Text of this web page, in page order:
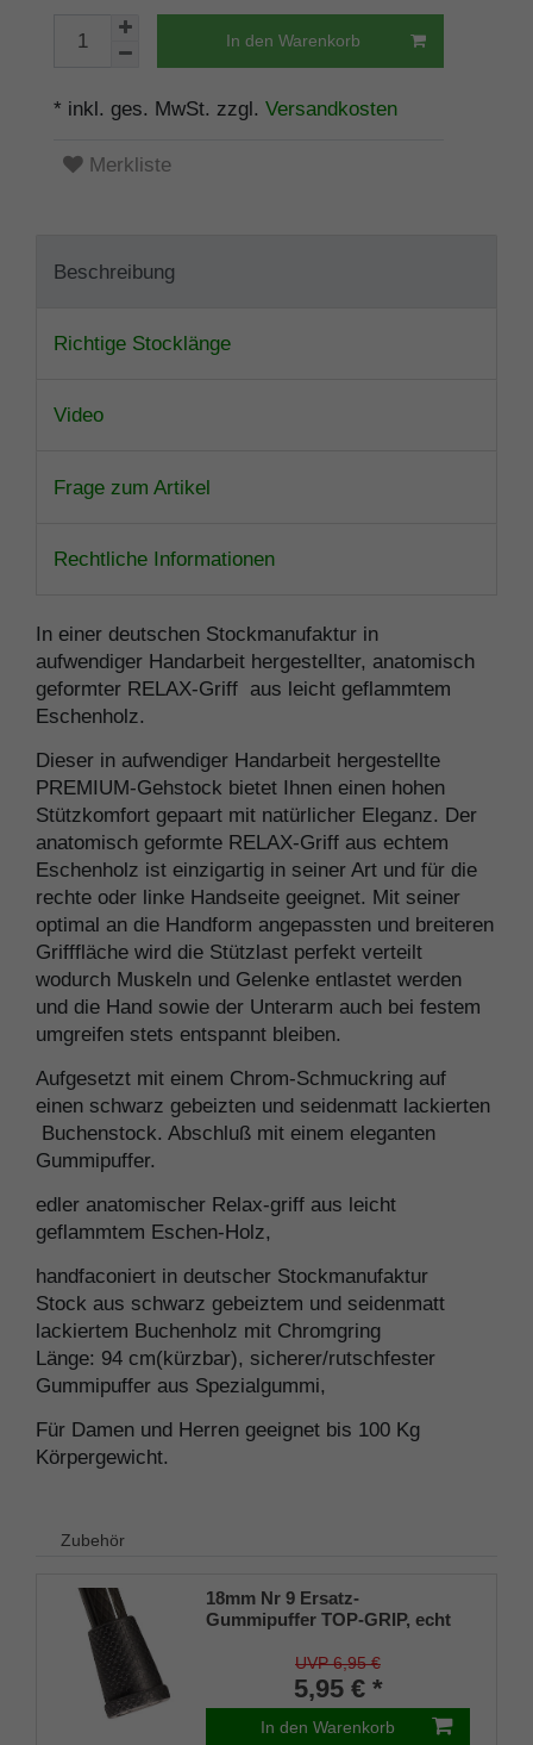
In den Warenkorb
* inkl. ges. MwSt. zzgl. Versandkosten
Merkliste
Beschreibung
Richtige Stocklänge
Video
Frage zum Artikel
Rechtliche Informationen
In einer deutschen Stockmanufaktur in
aufwendiger Handarbeit hergestellter, anatomisch
geformter RELAX-Griff aus leicht geflammtem
Eschenholz.
Dieser in aufwendiger Handarbeit hergestellte
PREMIUM-Gehstock bietet Ihnen einen hohen
Stützkomfort gepaart mit natürlicher Eleganz. Der
anatomisch geformte RELAX-Griff aus echtem
Eschenholz ist einzigartig in seiner Art und für die
rechte oder linke Handseite geeignet. Mit seiner
optimal an die Handform angepassten und breiteren
Grifffläche wird die Stützlast perfekt verteilt
wodurch Muskeln und Gelenke entlastet werden
und die Hand sowie der Unterarm auch bei festem
umgreifen stets entspannt bleiben.
Aufgesetzt mit einem Chrom-Schmuckring auf
einen schwarz gebeizten und seidenmatt lackierten
Buchenstock. Abschluß mit einem eleganten
Gummipuffer.
edler anatomischer Relax-griff aus leicht
geflammtem Eschen-Holz,
handfaconiert in deutscher Stockmanufaktur
Stock aus schwarz gebeiztem und seidenmatt
lackiertem Buchenholz mit Chromgring
Länge: 94 cm(kürzbar), sicherer/rutschfester
Gummipuffer aus Spezialgummi,
Für Damen und Herren geeignet bis 100 Kg
Körpergewicht.
Zubehör
18mm Nr 9 Ersatz-
Gummipuffer TOP-GRIP, echt
UVP 6,95 €
5,95 € *
In den Warenkorb